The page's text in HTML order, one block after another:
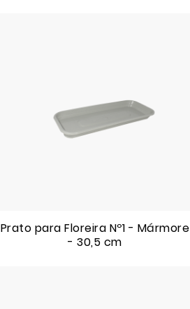
Prato para Floreira Nº1 - Mármore
- 30,5 cm